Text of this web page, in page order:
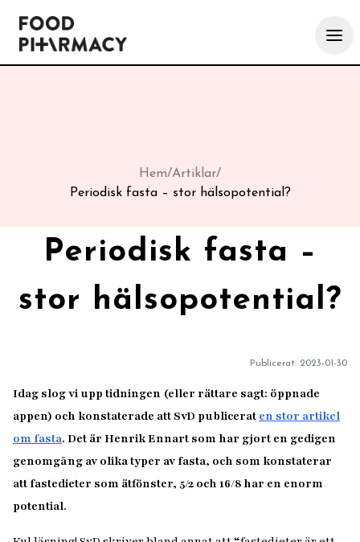
Hem/Artiklar/
Periodisk fasta – stor hälsopotential?
Periodisk fasta –
stor hälsopotential?
Publicerat: 2023-01-30
Idag slog vi upp tidningen (eller rättare sagt: öppnade
appen) och konstaterade att SvD publicerat en stor artikel
om fasta. Det är Henrik Ennart som har gjort en gedigen
genomgång av olika typer av fasta, och som konstaterar
att fastedieter som ätfönster, 5/2 och 16/8 har en enorm
potential.